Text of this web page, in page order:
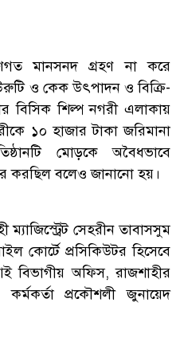
মানসনদ গ্রহণ না করে
ও কেক উৎপাদন ও বিক্রি-
বিসিক শিল্প নগরী এলাকায়
১০ হাজার টাকা জরিমানা
মোড়কে অবৈধভাবে
করছিল বলেও জানানো হয়।
ম্যাজিস্ট্রেট সেহরীন তাবাসসুম
কোর্টে প্রসিকিউটর হিসেবে
বিভাগীয় অফিস, রাজশাহীর
কর্মকর্তা প্রকৌশলী জুনায়েদ